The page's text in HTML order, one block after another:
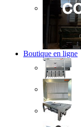
Boutique en ligne